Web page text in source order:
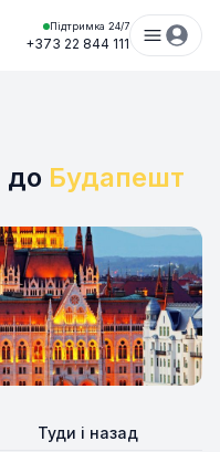
Підтримка 24/7
+373 22 844 111
до Будапешт
Туди і назад